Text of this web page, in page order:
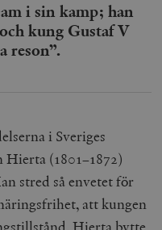
i sin kamp; han
kung Gustaf V
reson”.
i Sveriges
Hierta (1801–1872)
stred så envetet för
att kungen